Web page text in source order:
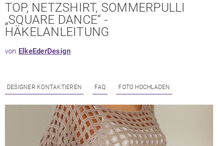
TOP, NETZSHIRT, SOMMERPULLI
„SQUARE DANCE“ -
HÄKELANLEITUNG
von ElkeEderDesign
DESIGNER KONTAKTIEREN FAQ FOTO HOCHLADEN